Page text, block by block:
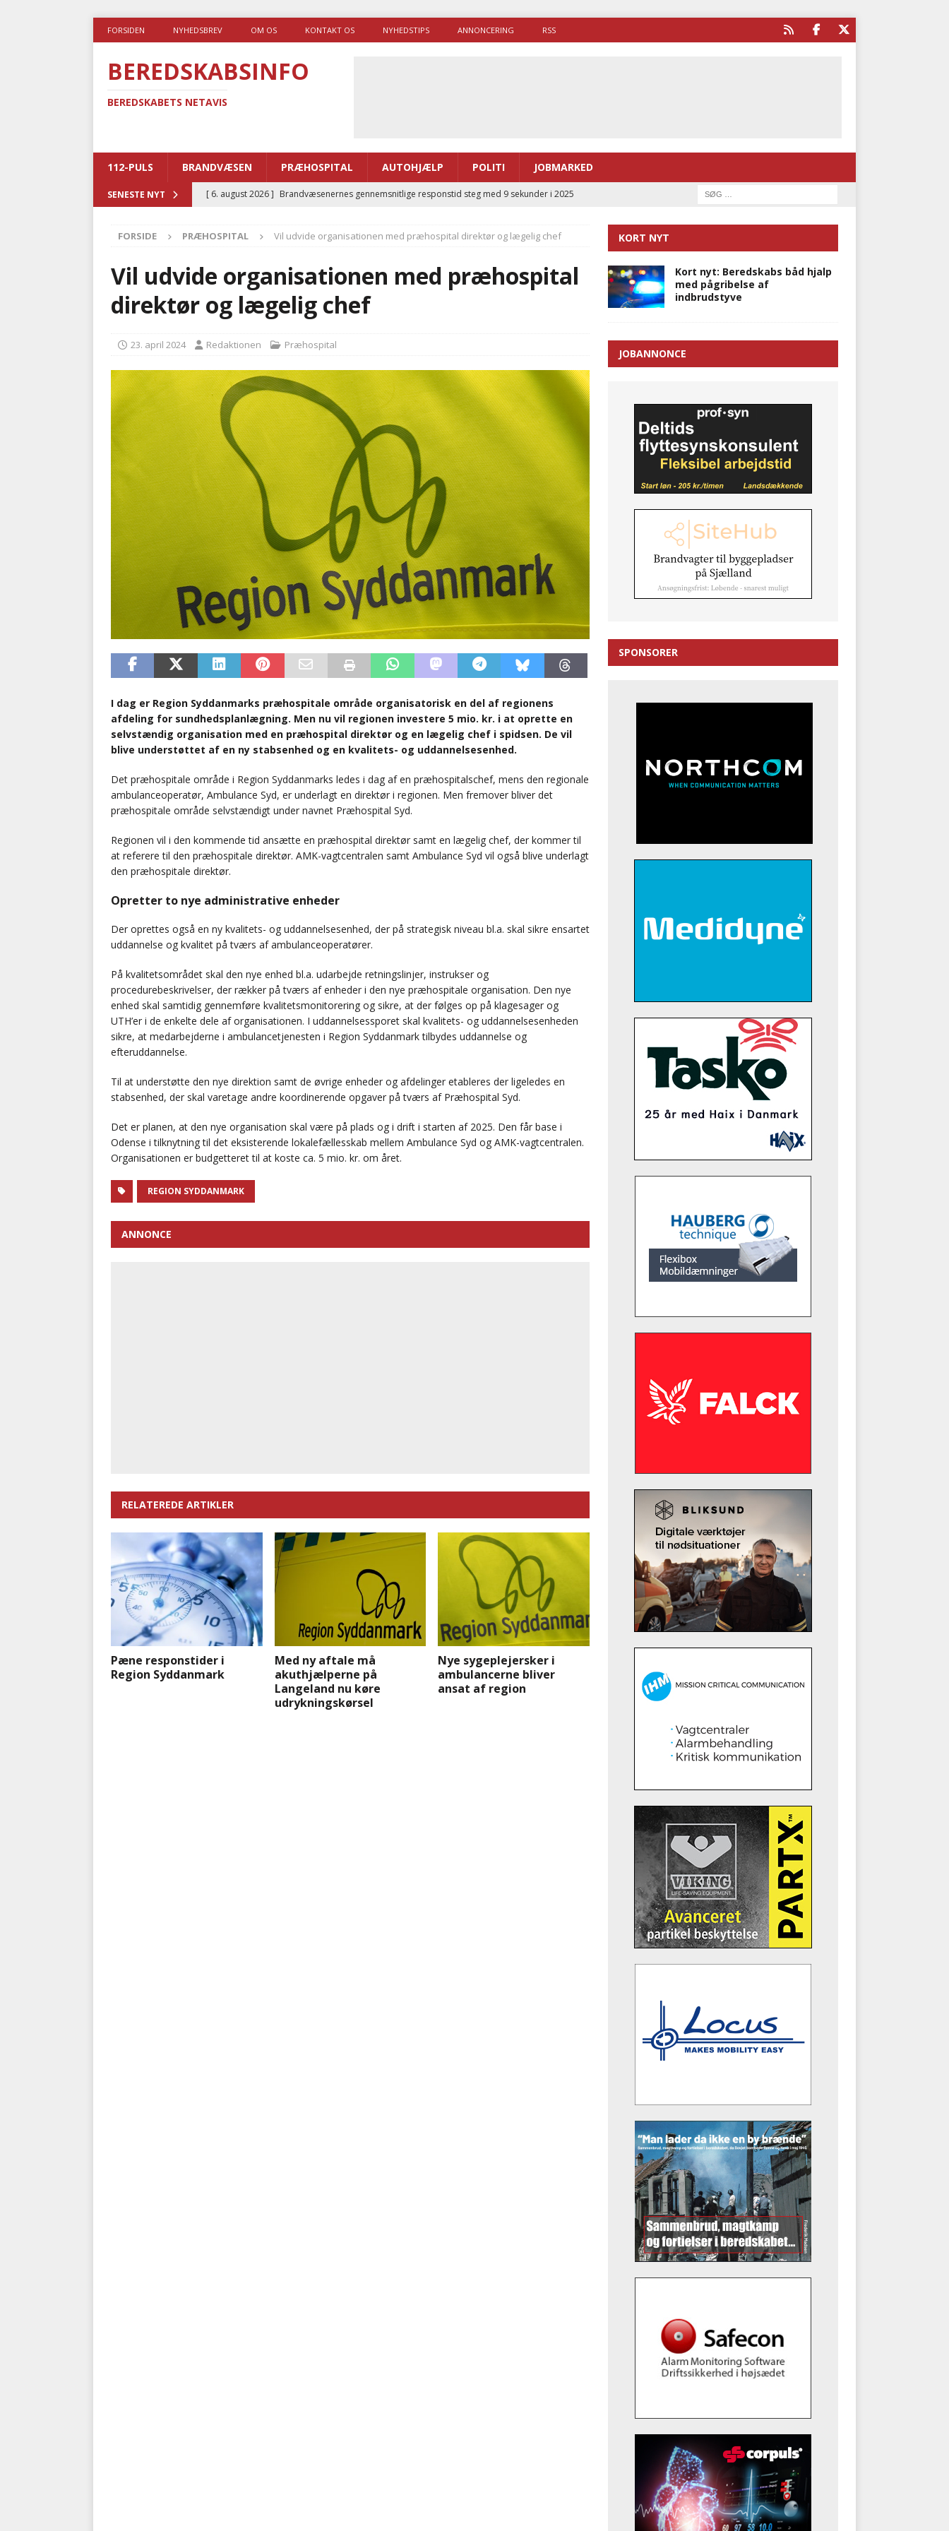
FORSIDEN NYHEDSBREV OM OS KONTAKT OS NYHEDSTIPS ANNONCERING RSS
BEREDSKABSINFO
BEREDSKABETS NETAVIS
112-PULS BRANDVÆSEN PRÆHOSPITAL AUTOHJÆLP POLITI JOBMARKED
SENESTE NYT [ 6. august 2026 ] Brandvæsenernes gennemsnitlige responstid steg med 9 sekunder i 2025
[ 5. august 2026 ] Advarer: Udløb af sygetransporttilladelser kan sende 400.000 kørsler over
PRÆHOSPITAL
[ 5. august 2026 ]
Ny ambulance og el-sygetransportvogn til Samsø
PRÆHOSPITAL
[ 4. august 2026 ] Brandvæsenerne brugte lidt længere tid på at komme af sted i 2025
nødsporet
AUTOHJÆLP
FORSIDE PRÆHOSPITAL Vil udvide organisationen med præhospital direktør og lægelig chef
Vil udvide organisationen med præhospital
direktør og lægelig chef
23. april 2024 Redaktionen Præhospital
I dag er Region Syddanmarks præhospitale område organisatorisk en del af regionens
afdeling for sundhedsplanlægning. Men nu vil regionen investere 5 mio. kr. i at oprette en
selvstændig organisation med en præhospital direktør og en lægelig chef i spidsen. De vil
blive understøttet af en ny stabsenhed og en kvalitets- og uddannelsesenhed.
Det præhospitale område i Region Syddanmarks ledes i dag af en præhospitalschef, mens den regionale
ambulanceoperatør, Ambulance Syd, er underlagt en direktør i regionen. Men fremover bliver det
præhospitale område selvstændigt under navnet Præhospital Syd.
Regionen vil i den kommende tid ansætte en præhospital direktør samt en lægelig chef, der kommer til
at referere til den præhospitale direktør. AMK-vagtcentralen samt Ambulance Syd vil også blive underlagt
den præhospitale direktør.
Opretter to nye administrative enheder
Der oprettes også en ny kvalitets- og uddannelsesenhed, der på strategisk niveau bl.a. skal sikre ensartet
uddannelse og kvalitet på tværs af ambulanceoperatører.
På kvalitetsområdet skal den nye enhed bl.a. udarbejde retningslinjer, instrukser og
procedurebeskrivelser, der rækker på tværs af enheder i den nye præhospitale organisation. Den nye
enhed skal samtidig gennemføre kvalitetsmonitorering og sikre, at der følges op på klagesager og
UTH’er i de enkelte dele af organisationen. I uddannelsessporet skal kvalitets- og uddannelsesenheden
sikre, at medarbejderne i ambulancetjenesten i Region Syddanmark tilbydes uddannelse og
efteruddannelse.
Til at understøtte den nye direktion samt de øvrige enheder og afdelinger etableres der ligeledes en
stabsenhed, der skal varetage andre koordinerende opgaver på tværs af Præhospital Syd.
Det er planen, at den nye organisation skal være på plads og i drift i starten af 2025. Den får base i
Odense i tilknytning til det eksisterende lokalefællesskab mellem Ambulance Syd og AMK-vagtcentralen.
Organisationen er budgetteret til at koste ca. 5 mio. kr. om året.
REGION SYDDANMARK
ANNONCE
RELATEREDE ARTIKLER
Pæne responstider i
Region Syddanmark
Med ny aftale må
akuthjælperne på
Langeland nu køre
udrykningskørsel
Nye sygeplejersker i
ambulancerne bliver
ansat af region
KORT NYT
Kort nyt: Beredskabs båd hjalp
med pågribelse af
indbrudstyve
JOBANNONCE
SPONSORER